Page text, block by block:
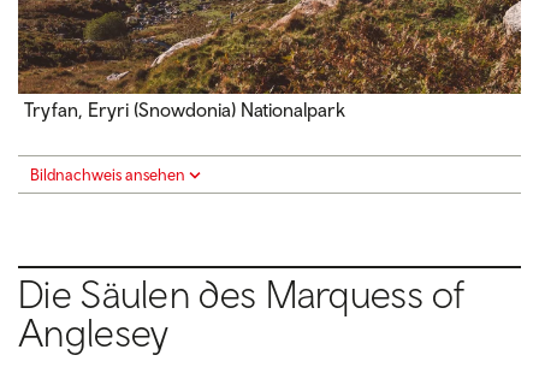
Tryfan, Eryri (Snowdonia) Nationalpark
Bildnachweis ansehen
Die Säulen des Marquess of
Anglesey